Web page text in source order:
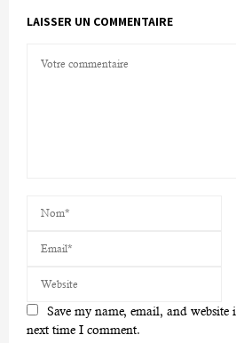
LAISSER UN COMMENTAIRE
Save my name, email, and
next time I comment.